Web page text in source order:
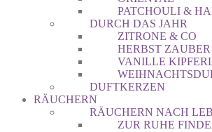
PATCHOULI &
DURCH DAS JAHR
ZITRONE & CO
HERBST ZAUBER
VANILLE
DUFTKERZEN
RÄUCHERN
RÄUCHERN NACH
ZUR RUHE